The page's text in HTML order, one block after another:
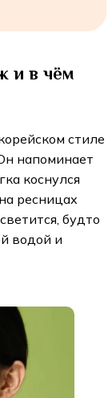
и в чём
стиле
напоминает
коснулся
ресницах
будто
водой и